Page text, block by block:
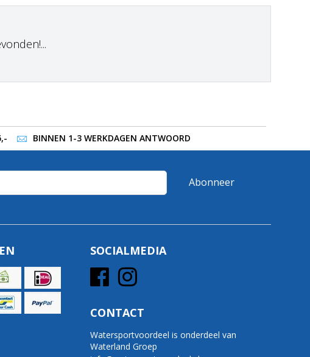
BINNEN 1-3 WERKDAGEN ANTWOORD
Abonneer
SOCIALMEDIA
CONTACT
Watersportvoordeel is onderdeel van
Waterland Groep